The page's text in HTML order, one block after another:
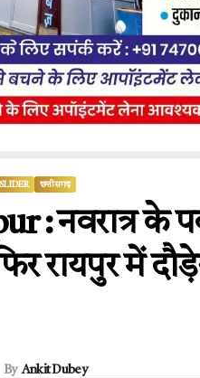
SLIDER छत्तीसगढ़
: नवरात्र के
रायपुर में
By Ankit Dubey